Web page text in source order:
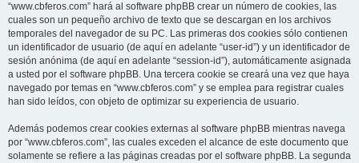
“www.cbferos.com” hará al software phpBB crear un número de cookies, las
cuales son un pequeño archivo de texto que se descargan en los archivos
temporales del navegador de su PC. Las primeras dos cookies sólo contienen
un identificador de usuario (de aquí en adelante “user-id”) y un identificador de
sesión anónima (de aquí en adelante “session-id”), automáticamente asignada
a usted por el software phpBB. Una tercera cookie se creará una vez que haya
navegado por temas en “www.cbferos.com” y se emplea para registrar cuales
han sido leídos, con objeto de optimizar su experiencia de usuario.
Además podemos crear cookies externas al software phpBB mientras navega
por “www.cbferos.com”, las cuales exceden el alcance de este documento que
solamente se refiere a las páginas creadas por el software phpBB. La segunda